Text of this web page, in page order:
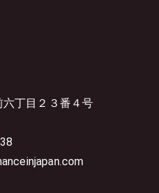
六丁目２３番４号